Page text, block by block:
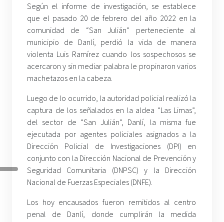
Según el informe de investigación, se establece
que el pasado 20 de febrero del año 2022 en la
comunidad de “San Julián” perteneciente al
municipio de Danlí, perdió la vida de manera
violenta Luis Ramírez cuando los sospechosos se
acercaron y sin mediar palabra le propinaron varios
machetazos en la cabeza.
Luego de lo ocurrido, la autoridad policial realizó la
captura de los señalados en la aldea “Las Limas”,
del sector de “San Julián”, Danlí, la misma fue
ejecutada por agentes policiales asignados a la
Dirección Policial de Investigaciones (DPI) en
conjunto con la Dirección Nacional de Prevención y
Seguridad Comunitaria (DNPSC) y la Dirección
Nacional de Fuerzas Especiales (DNFE).
Los hoy encausados fueron remitidos al centro
penal de Danlí, donde cumplirán la medida